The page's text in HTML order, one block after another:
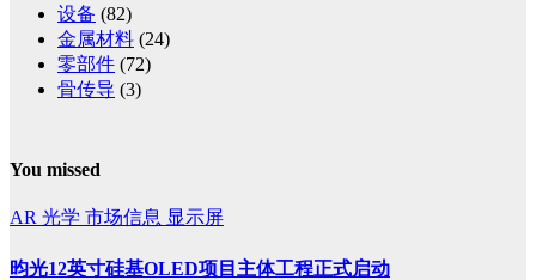
设备 (82)
金属材料 (24)
零部件 (72)
骨传导 (3)
You missed
AR 光学 市场信息 显示屏
昀光12英寸硅基OLED项目主体工程正式启动